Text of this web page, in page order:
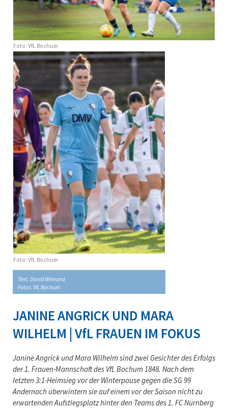
Foto: VfL Bochum
Foto: VfL Bochum
Text: David Wienand
Fotos: VfL Bochum
JANINE ANGRICK UND MARA
WILHELM | VfL FRAUEN IM FOKUS
Janine Angrick und Mara Wilhelm sind zwei Gesichter des Erfolgs
der 1. Frauen-Mannschaft des VfL Bochum 1848. Nach dem
letzten 3:1-Heimsieg vor der Winterpause gegen die SG 99
Andernach überwintern sie auf einem vor der Saison nicht zu
erwartenden Aufstiegsplatz hinter den Teams des 1. FC Nürnberg